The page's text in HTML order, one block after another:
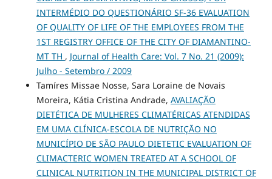
INTERMÉDIO DO QUESTIONÁRIO SF-36 EVALUATION
OF QUALITY OF LIFE OF THE EMPLOYEES FROM THE
1ST REGISTRY OFFICE OF THE CITY OF DIAMANTINO-
MT TH , Journal of Health Care: Vol. 7 No. 21 (2009):
Julho - Setembro / 2009
Tamíres Missae Nosse, Sara Loraine de Novais
Moreira, Kátia Cristina Andrade, AVALIAÇÃO
DIETÉTICA DE MULHERES CLIMATÉRICAS ATENDIDAS
EM UMA CLÍNICA-ESCOLA DE NUTRIÇÃO NO
MUNICÍPIO DE SÃO PAULO DIETETIC EVALUATION OF
CLIMACTERIC WOMEN TREATED AT A SCHOOL OF
CLINICAL NUTRITION IN THE MUNICIPAL DISTRICT OF